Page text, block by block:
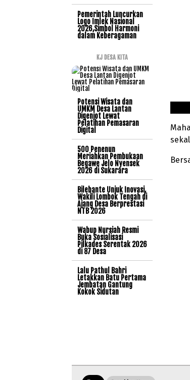
Pemerintah Luncurkan
Logo Imlek Nasional
2026,Simbol Harmoni
dalam Keberagaman
KJ DESA KITA
Potensi Wisata dan
UMKM Desa Lantan
Digenjot Lewat
Pelatihan Pemasaran
Digital
500 Penenun
Meriahkan Pembukaan
Begawe Jelo Nyensek
2026 di Sukarara
Bilebante Unjuk Inovasi,
Wakili Lombok Tengah di
Ajang Desa Berprestasi
NTB 2026
Wabup Nursiah Resmi
Buka Sosialisasi
Pilkades Serentak 2026
di 87 Desa
Lalu Pathul Bahri
Letakkan Batu Pertama
Jembatan Gantung
Kokok Sidutan